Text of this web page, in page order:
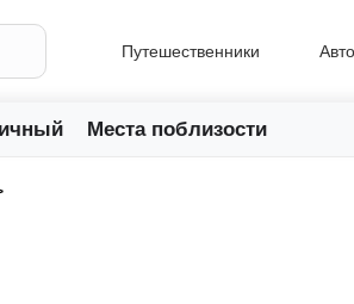
Путешественники
Места поблизости